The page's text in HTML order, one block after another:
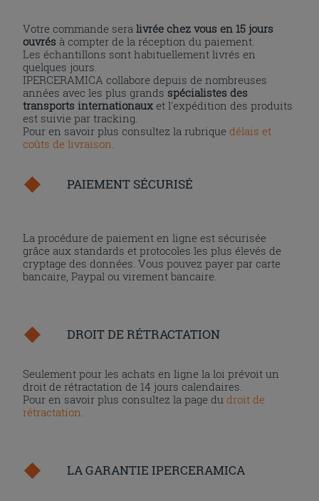
Votre commande seralivrée chez vous en 15 jours
ouvrés à compter de la réception du paiement.
Les échantillons sont habituellement livrés en
quelques jours.
IPERCERAMICA collabore depuis de nombreuses
années avec les plus grands spécialistes des
transports internationaux et l'expédition des produits
est suivie par tracking.
Pour en savoir plus consultez la rubriquedélais et
coûts de livraison
PAIEMENT SÉCURISÉ
La procédure de paiement en ligne est sécurisée
grâce aux standards et protocoles les plus élevés de
cryptage des données. Vous pouvez payer par carte
bancaire, Paypal ou virement bancaire.
DROIT DE RÉTRACTATION
Seulement pour les achats en ligne la loi prévoit un
droit de rétractation de 14 jours calendaires.
Pour en savoir plus consultez la page dudroit de
rétractation
LA GARANTIE IPERCERAMICA